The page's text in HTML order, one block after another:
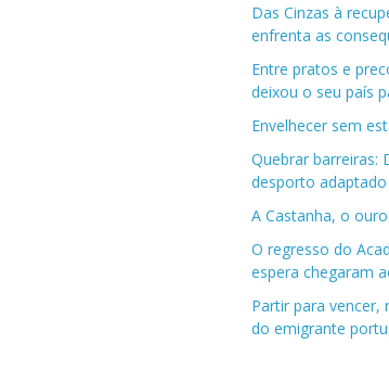
Das Cinzas à
enfrenta as
Entre pratos e
deixou o seu país
Envelhecer sem
Quebrar barreiras:
desporto adaptado
A Castanha, o
O regresso do
espera chegaram
Partir para vencer,
do emigrante